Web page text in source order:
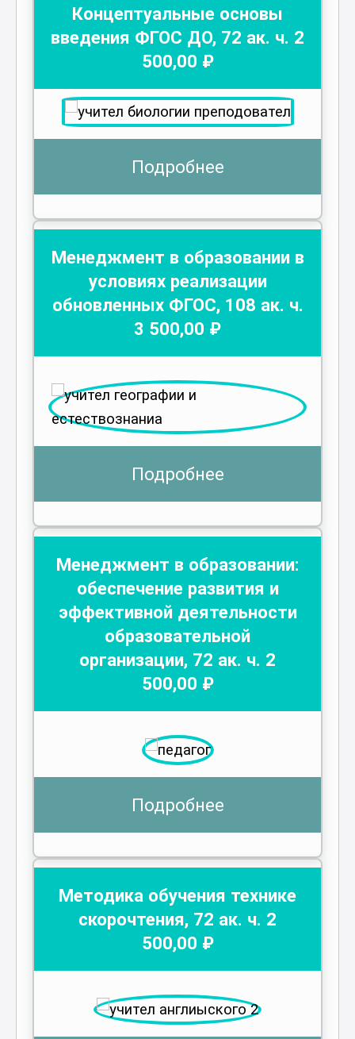
Концептуальные основы
введения ФГОС ДО, 72 ак. ч. 2
500,00 ₽
Подробнее
Менеджмент в образовании в
условиях реализации
обновленных ФГОС, 108 ак. ч.
3 500,00 ₽
Подробнее
Менеджмент в образовании:
обеспечение развития и
эффективной деятельности
образовательной
организации, 72 ак. ч. 2
500,00 ₽
Подробнее
Методика обучения технике
скорочтения, 72 ак. ч. 2
500,00 ₽